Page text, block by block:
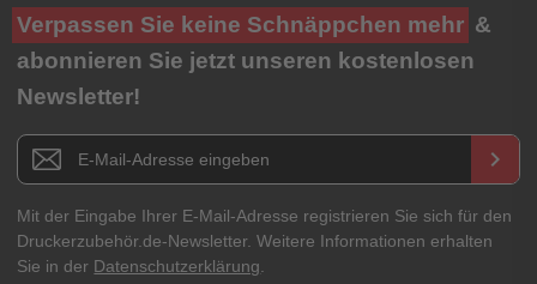
Ihre Bewertung**
★★★★★
Titel**
E-Mail-Adresse
Ihr Passwort
Verpassen Sie keine Schnäppchen mehr &
abonnieren Sie jetzt unseren kostenlosen
Newsletter!
Newsletter E-Mail Adresse keyboard_arrow_right
Mit der Eingabe Ihrer E-Mail-Adresse registrieren Sie sich für den
Druckerzubehör.de-Newsletter. Weitere Informationen erhalten
Sie in der Datenschutzerklärung